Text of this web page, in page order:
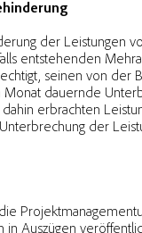
der Leistungen
entstehenden
seinen von der
Monat dauernde
erbrachten
der
in Auszügen